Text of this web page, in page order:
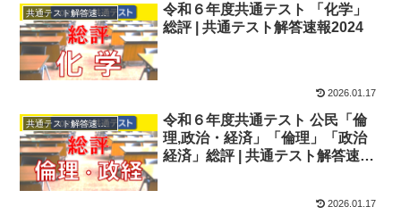
共通テスト解答速報2024
令和６年度共通テスト 「化学」
総評 | 共通テスト解答速報2024
2026.01.17
共通テスト解答速報2024
令和６年度共通テスト 公民「倫
理,政治・経済」「倫理」「政治
経済」総評 | 共通テスト解答速報
2026.01.17